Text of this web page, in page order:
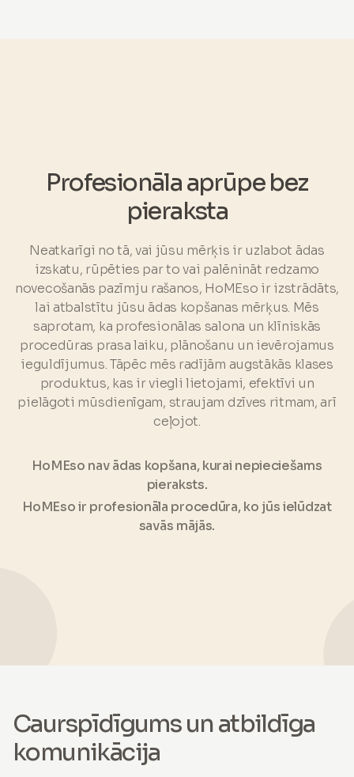
Profesionāla aprūpe bez
pieraksta
Neatkarīgi no tā, vai jūsu mērķis ir uzlabot ādas
izskatu, rūpēties par to vai palēnināt redzamo
novecošanās pazīmju rašanos, HoMEso ir izstrādāts,
lai atbalstītu jūsu ādas kopšanas mērķus. Mēs
saprotam, ka profesionālas salona un klīniskās
procedūras prasa laiku, plānošanu un ievērojamus
ieguldījumus. Tāpēc mēs radījām augstākās klases
produktus, kas ir viegli lietojami, efektīvi un
pielāgoti mūsdienīgam, straujam dzīves ritmam, arī
ceļojot.
HoMEso nav ādas kopšana, kurai nepieciešams
pieraksts.
HoMEso ir profesionāla procedūra, ko jūs ielūdzat
savās mājās.
Caurspīdīgums un atbildīga
komunikācija